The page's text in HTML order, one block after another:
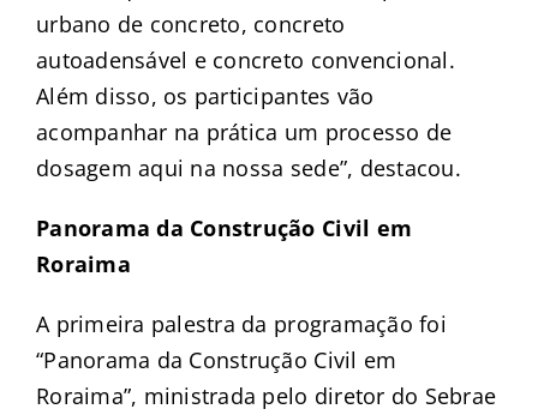
urbano de concreto, concreto
autoadensável e concreto convencional.
Além disso, os participantes vão
acompanhar na prática um processo de
dosagem aqui na nossa sede”, destacou.
Panorama da Construção Civil em
Roraima
A primeira palestra da programação foi
“Panorama da Construção Civil em
Roraima”, ministrada pelo diretor do Sebrae